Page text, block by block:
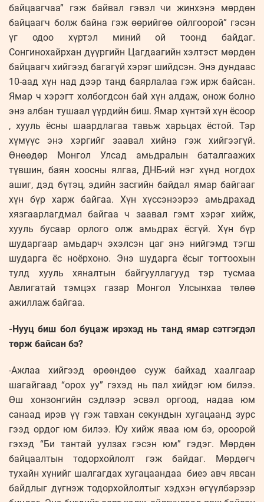
байцаагчаа” гэж байвал гэвэл чи жинхэнэ мөрдөн
байцаагч болж байна гэж өөрийгөө ойлгоорой” гэсэн
үг одоо хүртэл миний ой тоонд байдаг.
Сонгинохайрхан дүүргийн Цагдаагийн хэлтэст мөрдөн
байцаагч хийгээд багагүй хэрэг шийдсэн. Энэ дундаас
10-аад хүн над дээр танд баярлалаа гэж ирж байсан.
Ямар ч хэрэгт холбогдсон бай хүн алдаж, онож болно
энэ албан тушаал үүрдийн биш. Ямар хүнтэй хүн ёсоор
, хууль ёсны шаардлагаа тавьж харьцах ёстой. Тэр
хүмүүс энэ хэргийг заавал хийнэ гэж хийгээгүй.
Өнөөдөр Монгол Улсад амьдралын баталгаажих
түвшин, баян хоосны ялгаа, ДНБ-ий нэг хүнд ногдох
ашиг, дэд бүтэц, эдийн засгийн байдал ямар байгааг
хүн бүр харж байгаа. Хүн хүссэнээрээ амьдрахад
хязгаарлагдмал байгаа ч заавал гэмт хэрэг хийж,
хууль бусаар орлого олж амьдрах ёсгүй. Хүн бүр
шударгаар амьдарч эхэлсэн цаг энэ нийгэмд тэгш
шударга ёс ноёрхоно. Энэ шударга ёсыг тогтоохын
тулд хууль хяналтын байгууллагууд тэр тусмаа
Авлигатай тэмцэх газар Монгол Улсынхаа төлөө
ажиллаж байгаа.
-Нууц биш бол буцаж ирэхэд нь танд ямар сэтгэгдэл
төрж байсан бэ?
-Ажлаа хийгээд өрөөндөө сууж байхад хаалгаар
шагайгаад “орох уу” гэхэд нь пал хийдэг юм билээ.
Өш хонзонгийн сэдлээр эсвэл оргоод, надаа юм
санаад ирэв үү гэж тавхан секундын хугацаанд зурс
гээд ордог юм билээ. Юу хийж яваа юм бэ, ороорой
гэхэд “Би тантай уулзах гэсэн юм” гэдэг. Мөрдөн
байцаалтын тодорхойлолт гэж байдаг. Мөрдөгч
тухайн хүнийг шалгагдах хугацаандаа биеэ авч явсан
байдлыг дүгнэж тодорхойлолтыг хэдхэн өгүүлбэрээр